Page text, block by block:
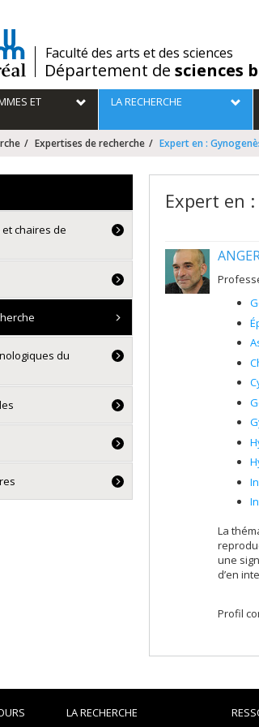
/Faculté des arts et des sciences
Département de sciences
ET LA RECHERCHE
Expertises de recherche Expert en :
Expert en
La
une
d’en
Profil
chaires de
du
LA RECHERCHE